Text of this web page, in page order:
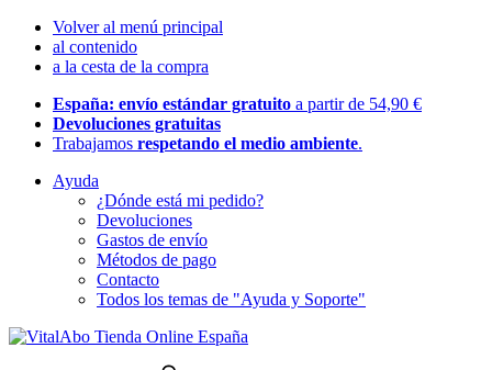
Volver al menú principal
al contenido
a la cesta de la compra
España: envío estándar gratuito a partir de 54,90 €
Devoluciones gratuitas
Trabajamos respetando el medio ambiente.
Ayuda
¿Dónde está mi pedido?
Devoluciones
Gastos de envío
Métodos de pago
Contacto
Todos los temas de "Ayuda y Soporte"